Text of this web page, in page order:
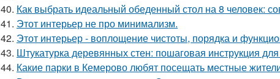
40. Как выбрать идеальный обеденный стол на 8 человек:
41. Этот интерьер не про минимализм.
42. Этот интерьер - воплощение чистоты, порядка и
43. Штукатурка деревянных стен: пошаговая инструкция
44. Какие парки в Кемерово любят посещать местные